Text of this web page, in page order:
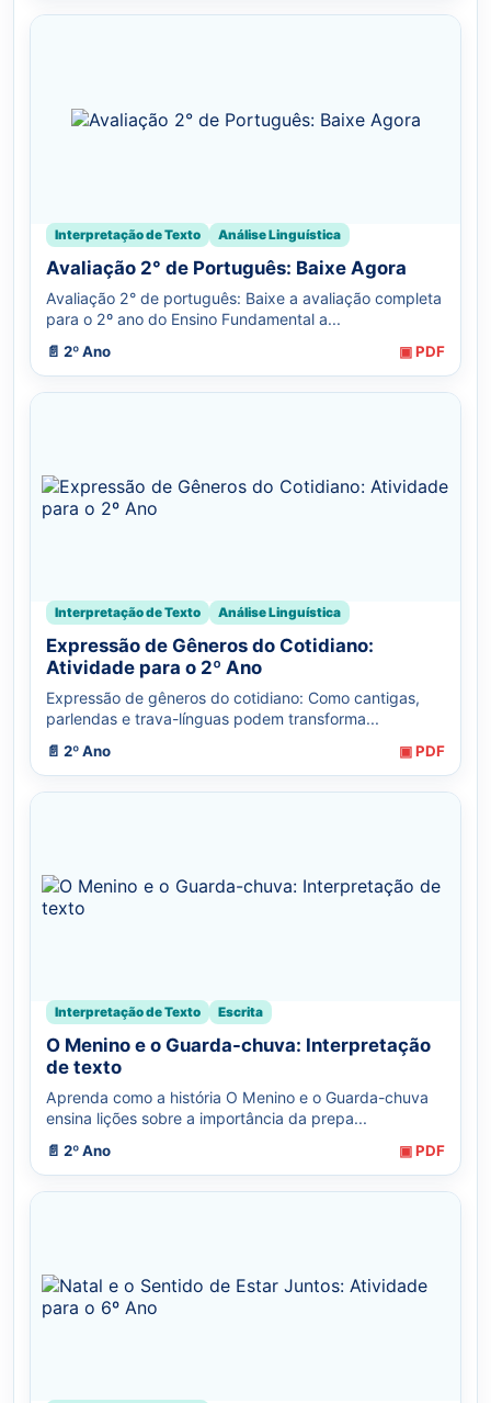
Interpretação de Texto Análise Linguística
Avaliação 2° de Português: Baixe Agora
Avaliação 2° de português: Baixe a avaliação completa
para o 2º ano do Ensino Fundamental a...
📄 2º Ano ▣ PDF
Interpretação de Texto Análise Linguística
Expressão de Gêneros do Cotidiano:
Atividade para o 2º Ano
Expressão de gêneros do cotidiano: Como cantigas,
parlendas e trava-línguas podem transforma...
📄 2º Ano ▣ PDF
Interpretação de Texto Escrita
O Menino e o Guarda-chuva: Interpretação
de texto
Aprenda como a história O Menino e o Guarda-chuva
ensina lições sobre a importância da prepa...
📄 2º Ano ▣ PDF